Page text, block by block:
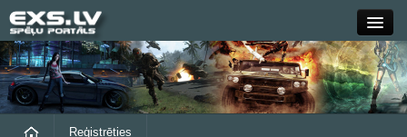
Close
Forums
Reģistrēties